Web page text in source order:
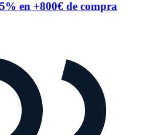
en +800€ de compra